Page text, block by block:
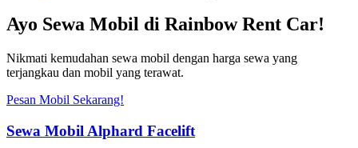
Ayo Sewa Mobil di Rainbow Rent Car!
Nikmati kemudahan sewa mobil dengan harga sewa yang
terjangkau dan mobil yang terawat.
Pesan Mobil Sekarang!
Sewa Mobil Alphard Facelift